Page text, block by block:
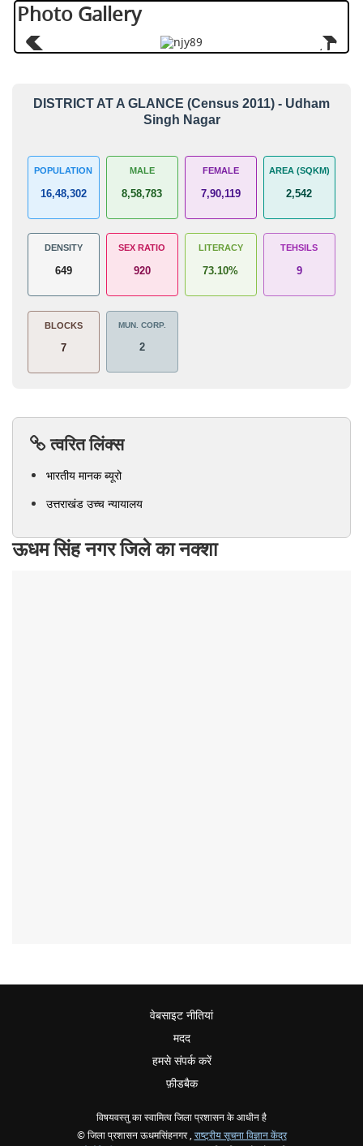
Photo Gallery
DISTRICT AT A GLANCE (Census 2011) - Udham
Singh Nagar
POPULATION
16,48,302
MALE
8,58,783
FEMALE
7,90,119
AREA (SQKM)
2,542
DENSITY
649
SEX RATIO
920
LITERACY
73.10%
TEHSILS
9
BLOCKS
7
MUN. CORP.
2
त्वरित लिंक्स
भारतीय मानक ब्यूरो
उत्तराखंड उच्च न्यायालय
ऊधम सिंह नगर जिले का नक्शा
वेबसाइट नीतियां
मदद
हमसे संपर्क करें
फ़ीडबैक
विषयवस्तु का स्वामित्व जिला प्रशासन के आधीन है
© जिला प्रशासन ऊधमसिंहनगर , राष्ट्रीय सूचना विज्ञान केंद्र